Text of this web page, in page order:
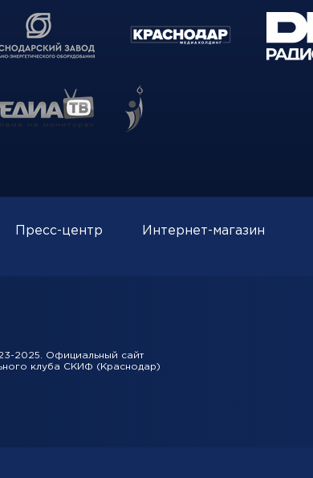
Пресс-центр Интернет-магазин
2025. Официальный сайт
клуба СКИФ (Краснодар)